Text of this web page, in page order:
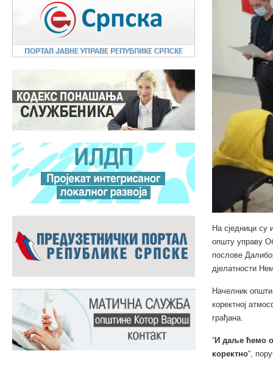
На сједници су
општу управу
послове
дјелатности
Начелник
коректној
грађана.
“И даље ћемо
коректно“,